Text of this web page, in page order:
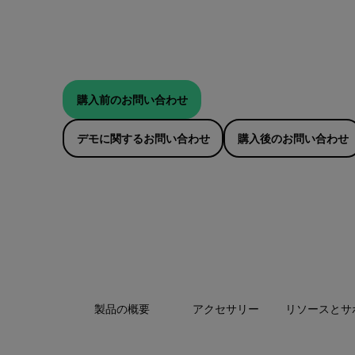
購入前のお問い合わせ
デモに関するお問い合わせ 購入後のお問い合わせ
製品の概要 アクセサリー リソースと